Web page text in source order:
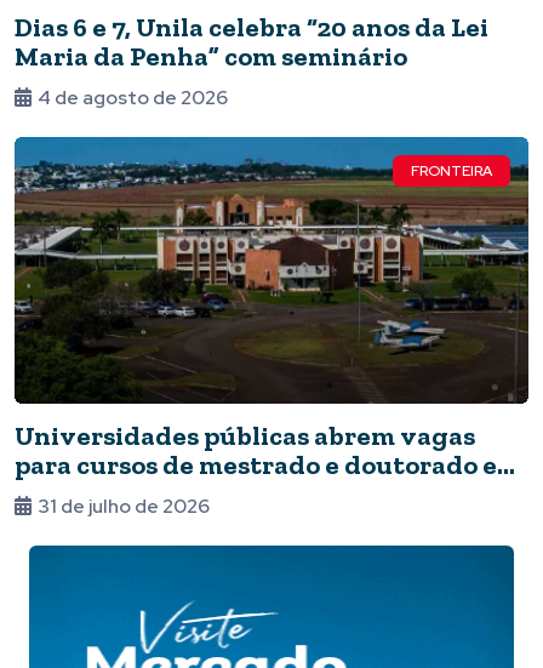
Dias 6 e 7, Unila celebra “20 anos da Lei
Maria da Penha” com seminário
4 de agosto de 2026
FRONTEIRA
Universidades públicas abrem vagas
para cursos de mestrado e doutorado em
Foz31 de julho de 2026